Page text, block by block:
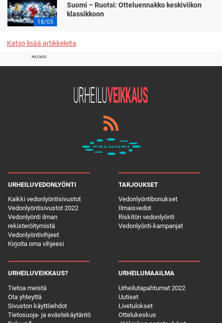
18/05
Suomi – Ruotsi: Otteluennakko keskiviikon
klassikkoon
Katso lisää artikkeleita
MAINOS
URHEILUVEDONLYÖNTI
Kaikki vedonlyöntisivustot
Vedonlyöntisivustot 2022
Vedonlyönti ilman
rekisteröitymistä
Vedonlyöntivihjeet
Kirjoita oma vihjeesi
TARJOUKSET
Vedonlyöntibonukset
Ilmaisvedot
Riskitön vedonlyönti
Vedonlyönti-kampanjat
URHEILUVEIKKAUS?
Tietoa meistä
Ota yhteyttä
Sivuston käyttöehdot
Tietosuoja- ja evästekäytäntö
URHEILUMAAILMA
Urheilutapahtumat 2022
Uutiset
Livetulokset
Ottelukeskus